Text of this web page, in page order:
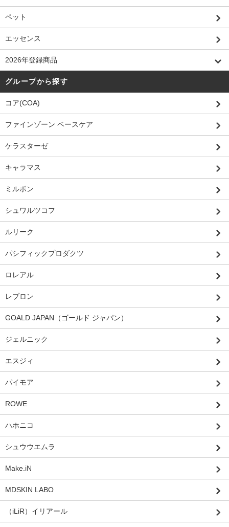
ペット
エッセンス
2026年登録商品
グループから探す
コア(COA)
ファインゾーン ベースケア
ケラスターゼ
キャラマス
ミルボン
シュワルツコフ
ルリーク
パシフィックプロダクツ
ロレアル
レブロン
GOALD JAPAN（ゴールド ジャパン）
ジェルニック
エスジィ
パイモア
ROWE
ハホニコ
シュウウエムラ
Make.iN
MDSKIN LABO
（iLiR）イリアール